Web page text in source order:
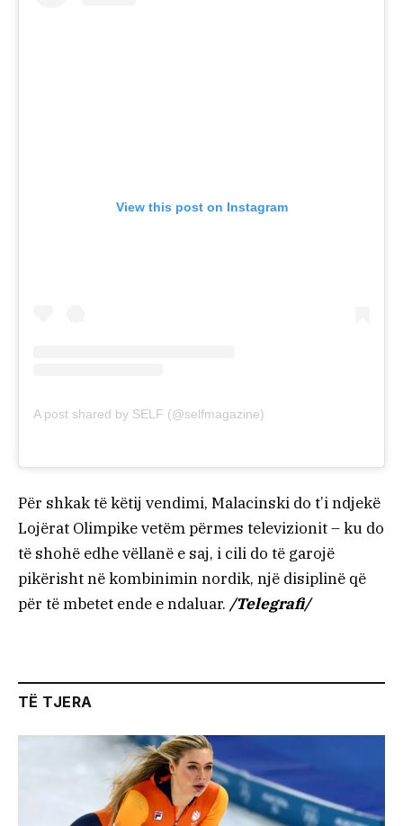
View this post on Instagram
A post shared by SELF (@selfmagazine)
Për shkak të këtij vendimi, Malacinski do t’i ndjekë
Lojërat Olimpike vetëm përmes televizionit – ku do
të shohë edhe vëllanë e saj, i cili do të garojë
pikërisht në kombinimin nordik, një disiplinë që
për të mbetet ende e ndaluar. /Telegrafi/
TË TJERA